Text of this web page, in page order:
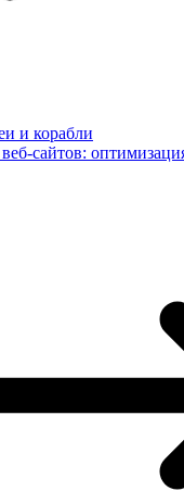
и корабли
сайтов: